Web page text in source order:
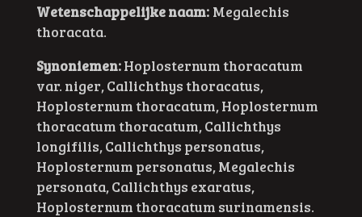
Wetenschappelijke naam: Megalechis
thoracata.
Synoniemen:Hoplosternum thoracatum
var. niger, Callichthys thoracatus,
Hoplosternum thoracatum, Hoplosternum
thoracatum thoracatum, Callichthys
longifilis, Callichthys personatus,
Hoplosternum personatus, Megalechis
personata, Callichthys exaratus,
Hoplosternum thoracatum surinamensis.